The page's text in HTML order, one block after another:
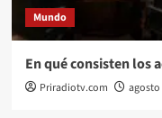
Mundo
En qué consisten los
Priradiotv.com agosto